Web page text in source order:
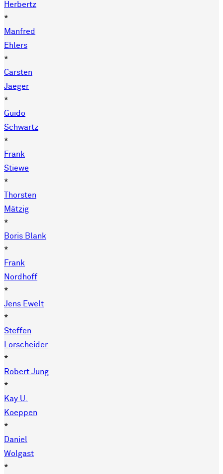
Herbertz
*
Manfred
Ehlers
*
Carsten
Jaeger
*
Guido
Schwartz
*
Frank
Stiewe
*
Thorsten
Mätzig
*
Boris Blank
*
Frank
Nordhoff
*
Jens Ewelt
*
Steffen
Lorscheider
*
Robert Jung
*
Kay U.
Koeppen
*
Daniel
Wolgast
*